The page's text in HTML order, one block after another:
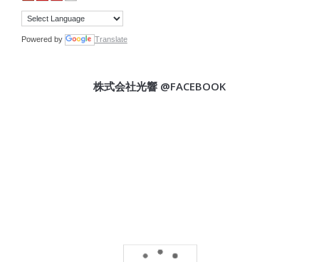
Powered by Translate
株式会社光響 @FACEBOOK